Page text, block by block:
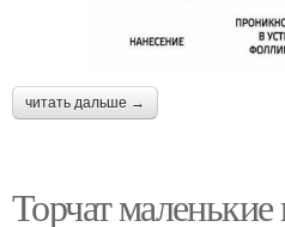
читать дальше →
Торчат